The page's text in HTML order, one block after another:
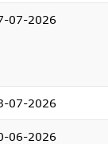
07-2026
07-2026
06-2026